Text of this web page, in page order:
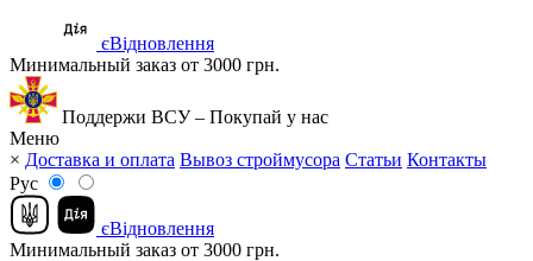
єВідновлення
Минимальный заказ от 3000 грн.
Поддержи ВСУ – Покупай у нас
Меню
× Доставка и оплата Вывоз строймусора Статьи Контакты
Рус
єВідновлення
Минимальный заказ от 3000 грн.